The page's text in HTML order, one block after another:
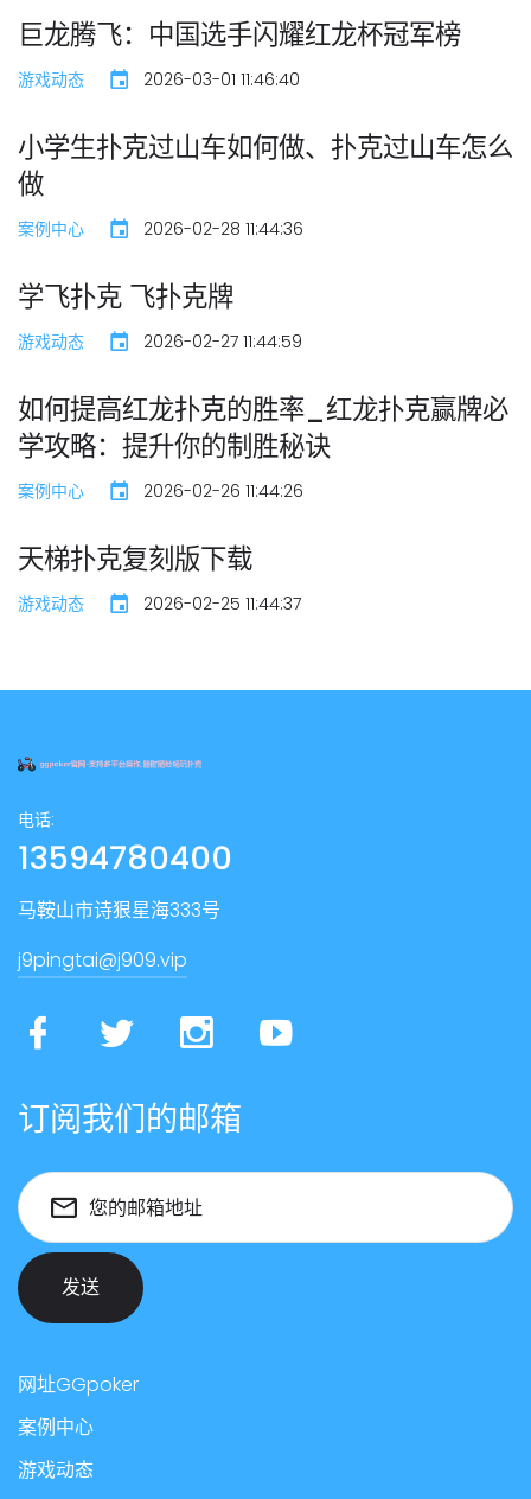
巨龙腾飞：中国选手闪耀红龙杯冠军榜
游戏动态 2026-03-01 11:46:40
小学生扑克过山车如何做、扑克过山车怎么
做
案例中心 2026-02-28 11:44:36
学飞扑克 飞扑克牌
游戏动态 2026-02-27 11:44:59
如何提高红龙扑克的胜率_红龙扑克赢牌必
学攻略：提升你的制胜秘诀
案例中心 2026-02-26 11:44:26
天梯扑克复刻版下载
游戏动态 2026-02-25 11:44:37
电话:
13594780400
马鞍山市诗狠星海333号
j9pingtai@j909.vip
订阅我们的邮箱
您的邮箱地址
发送
网址GGpoker
案例中心
游戏动态